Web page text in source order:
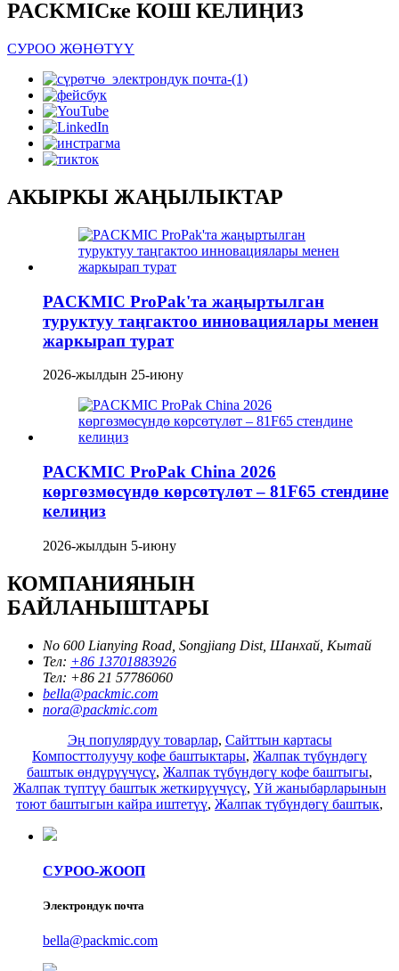
PACKMICке КОШ КЕЛИҢИЗ
СУРОО ЖӨНӨТҮҮ
АКЫРКЫ ЖАҢЫЛЫКТАР
PACKMIC ProPak'та жаңыртылган
туруктуу таңгактоо инновациялары менен
жаркырап турат
2026-жылдын 25-июну
PACKMIC ProPak China 2026
көргөзмөсүндө көрсөтүлөт – 81F65 стендине
келиңиз
2026-жылдын 5-июну
КОМПАНИЯНЫН
БАЙЛАНЫШТАРЫ
No 600 Lianying Road, Songjiang Dist, Шанхай, Кытай
Тел: +86 13701883926
Тел: +86 21 57786060
bella@packmic.com
nora@packmic.com
Эң популярдуу товарлар, Сайттын картасы
Компосттолуучу кофе баштыктары, Жалпак түбүндөгү
баштык өндүрүүчүсү, Жалпак түбүндөгү кофе баштыгы,
Жалпак түптүү баштык жеткирүүчүсү, Үй жаныбарларынын
тоют баштыгын кайра иштетүү, Жалпак түбүндөгү баштык,
СУРОО-ЖООП
Электрондук почта
bella@packmic.com